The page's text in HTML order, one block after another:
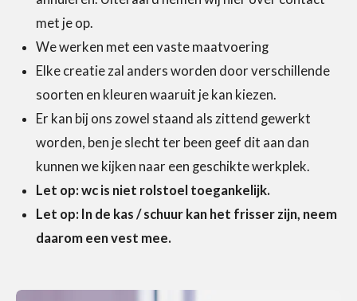
met je op.
We werken met een vaste maatvoering
Elke creatie zal anders worden door verschillende
soorten en kleuren waaruit je kan kiezen.
Er kan bij ons zowel staand als zittend gewerkt
worden, ben je slecht ter been geef dit aan dan
kunnen we kijken naar een geschikte werkplek.
Let op: wc is niet rolstoel toegankelijk.
Let op: In de kas / schuur kan het frisser zijn, neem
daarom een vest mee.